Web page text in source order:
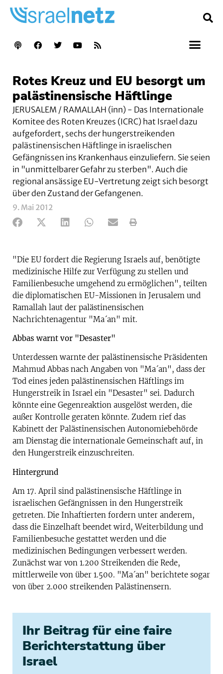
Rotes Kreuz und EU besorgt um
palästinensische Häftlinge
JERUSALEM / RAMALLAH (inn) - Das Internationale
Komitee des Roten Kreuzes (ICRC) hat Israel dazu
aufgefordert, sechs der hungerstreikenden
palästinensischen Häftlinge in israelischen
Gefängnissen ins Krankenhaus einzuliefern. Sie seien
in "unmittelbarer Gefahr zu sterben". Auch die
regional ansässige EU-Vertretung zeigt sich besorgt
über den Zustand der Gefangenen.
9. Mai 2012
"Die EU fordert die Regierung Israels auf, benötigte
medizinische Hilfe zur Verfügung zu stellen und
Familienbesuche umgehend zu ermöglichen", teilten
die diplomatischen EU-Missionen in Jerusalem und
Ramallah laut der palästinensischen
Nachrichtenagentur "Ma´an" mit.
Abbas warnt vor "Desaster"
Unterdessen warnte der palästinensische Präsidenten
Mahmud Abbas nach Angaben von "Ma´an", dass der
Tod eines jeden palästinensischen Häftlings im
Hungerstreik in Israel ein "Desaster" sei. Dadurch
könnte eine Gegenreaktion ausgelöst werden, die
außer Kontrolle geraten könnte. Zudem rief das
Kabinett der Palästinensischen Autonomiebehörde
am Dienstag die internationale Gemeinschaft auf, in
den Hungerstreik einzuschreiten.
Hintergrund
Am 17. April sind palästinensische Häftlinge in
israelischen Gefängnissen in den Hungerstreik
getreten. Die Inhaftierten fordern unter anderem,
dass die Einzelhaft beendet wird, Weiterbildung und
Familienbesuche gestattet werden und die
medizinischen Bedingungen verbessert werden.
Zunächst war von 1.200 Streikenden die Rede,
mittlerweile von über 1.500. "Ma´an" berichtete sogar
von über 2.000 streikenden Palästinensern.
Ihr Beitrag für eine faire
Berichterstattung über
Israel